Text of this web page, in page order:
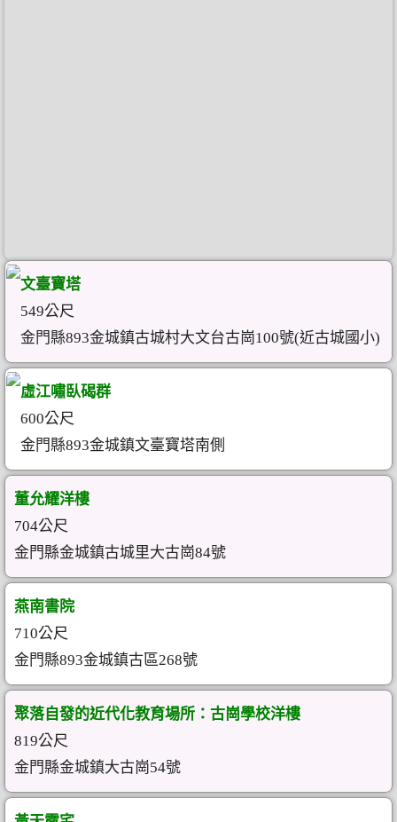
文臺寶塔
549公尺
金門縣893金城鎮古城村大文台古崗100號(近古城國小)
虛江嘯臥碣群
600公尺
金門縣893金城鎮文臺寶塔南側
董允耀洋樓
704公尺
金門縣金城鎮古城里大古崗84號
燕南書院
710公尺
金門縣893金城鎮古區268號
聚落自發的近代化教育場所：古崗學校洋樓
819公尺
金門縣金城鎮大古崗54號